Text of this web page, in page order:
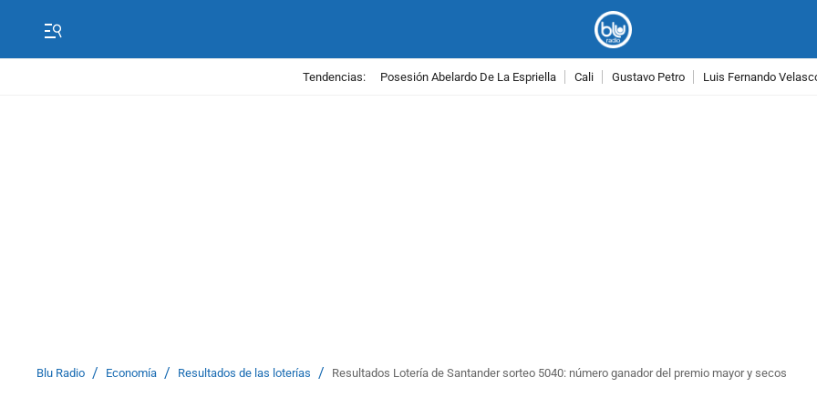
Tendencias: Posesión Abelardo De La Espriella Cali Gustavo Petro Luis Fernando
Blu Radio / Economía / Resultados de las loterías / Resultados Lotería de Santander sorteo 5040: número ganador del premio mayor y secos